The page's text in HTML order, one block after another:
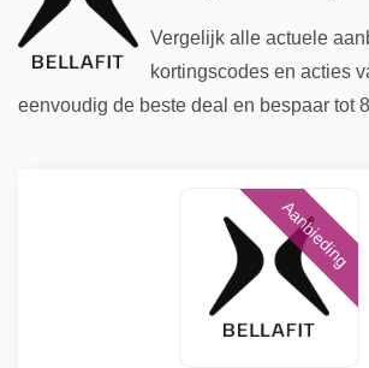
Vergelijk alle actuele
kortingscodes en acties
eenvoudig de beste deal en bespaar tot
Aanbieding